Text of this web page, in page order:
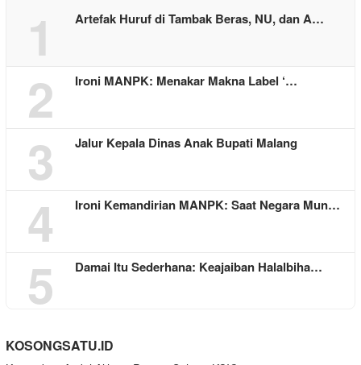
1 Artefak Huruf di Tambak Beras, NU, dan A…
2 Ironi MANPK: Menakar Makna Label ‘…
3 Jalur Kepala Dinas Anak Bupati Malang
4 Ironi Kemandirian MANPK: Saat Negara Mun…
5 Damai Itu Sederhana: Keajaiban Halalbiha…
KOSONGSATU.ID